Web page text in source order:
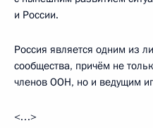
и России.
Россия является одним из
сообщества, причём не
членов ООН, но и ведущим
<…>